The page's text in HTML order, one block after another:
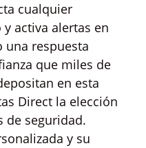
cualquier
activa alertas en
respuesta
que miles de
en esta
Direct la elección
de seguridad.
y su